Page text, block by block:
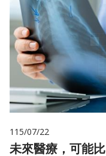
115/07/22
未來醫療，可能